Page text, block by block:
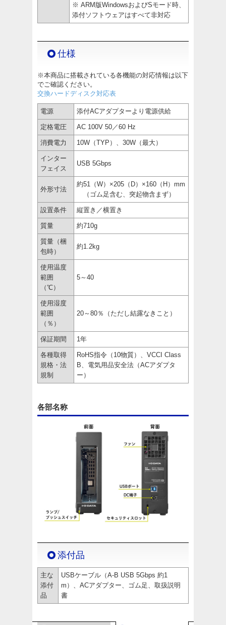
※ ARM版WindowsおよびSモード時、
添付ソフトウェアはすべて非対応
仕様
※本商品に搭載されている各機能の対応情報は以下
でご確認ください。
交換ハードディスク対応表
電源 添付ACアダプターより電源供給
定格電圧 AC 100V 50／60 Hz
消費電力 10W（TYP）、30W（最大）
インター
フェイス
USB 5Gbps
外形寸法
約51（W）×205（D）×160（H）mm
（ゴム足含む、突起物含まず）
設置条件 縦置き／横置き
質量 約710g
質量（梱
包時）
約1.2kg
使用温度
範囲
（℃）
5～40
使用湿度
範囲
（％）
20～80％（ただし結露なきこと）
保証期間 1年
各種取得
規格・法
規制
RoHS指令（10物質）、VCCI Class
B、電気用品安全法（ACアダプタ
ー）
各部名称
添付品
主な
添付
品
USBケーブル（A-B USB 5Gbps 約1
m）、ACアダプター、ゴム足、取扱説明
書